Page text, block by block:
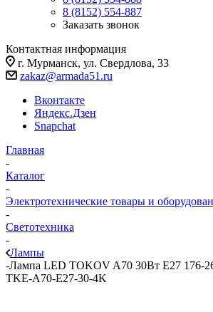
8 (8152) 554-887
Заказать звонок
Контактная информация
г. Мурманск, ул. Свердлова, 33
zakaz@armada51.ru
Вконтакте
Яндекс.Дзен
Snapchat
Главная
-
Каталог
-
Электротехнические товары и
-
Светотехника
-
Лампы
-Лампа LED TOKOV A70 30Вт Е27 176-
TKE-A70-E27-30-4K